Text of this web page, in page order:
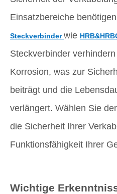
Einsatzbereiche
Steckverbinderwie
Steckverbinder
Korrosion, was zur
beiträgt und die
verlängert. Wählen Sie
die Sicherheit Ihrer
Funktionsfähigkeit Ihrer
Wichtige